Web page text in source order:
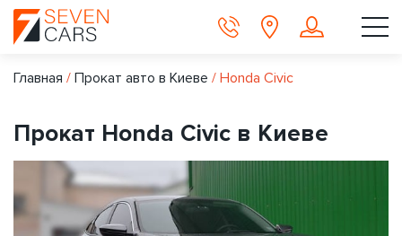
Главная / Прокат авто в Киеве / Honda Civic
Прокат Honda Civic в Киеве